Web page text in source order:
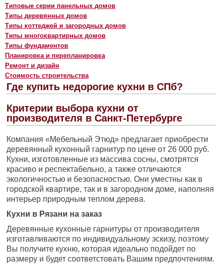
Типовые серии панельных домов
Типы деревянных домов
Типы коттеджей и загородных домов
Типы многоквартирных домов
Типы фундаментов
Планировка и перепланировка
Ремонт и дизайн
Стоимость строительства
Где купить недорогие кухни в СПб?
Критерии выбора кухни от
производителя в Санкт-Петербурге
Компания «Мебельный Этюд» предлагает приобрести
деревянный кухонный гарнитур по цене от 26 000 руб.
Кухни, изготовленные из массива сосны, смотрятся
красиво и респектабельно, а также отличаются
экологичностью и безопасностью. Они уместны как в
городской квартире, так и в загородном доме, наполняя
интерьер природным теплом дерева.
Кухни в Рязани на заказ
Деревянные кухонные гарнитуры от производителя
изготавливаются по индивидуальному эскизу, поэтому
Вы получите кухню, которая идеально подойдет по
размеру и будет соответстовать Вашим предпочтениям.